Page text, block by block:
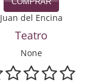
Juan del Encina
Teatro
None